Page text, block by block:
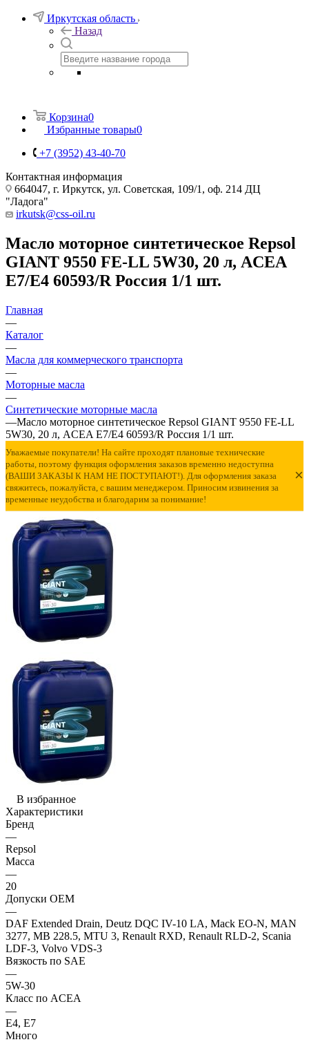
Иркутская область
Назад
Корзина0
Избранные товары0
+7 (3952) 43-40-70
Контактная информация
664047, г. Иркутск, ул. Советская, 109/1, оф. 214 ДЦ
"Ладога"
irkutsk@css-oil.ru
Масло моторное синтетическое Repsol
GIANT 9550 FE-LL 5W30, 20 л, ACEA
E7/E4 60593/R Россия 1/1 шт.
Главная
—
Каталог
—
Масла для коммерческого транспорта
—
Моторные масла
—
Синтетические моторные масла
—Масло моторное синтетическое Repsol GIANT 9550 FE-LL
5W30, 20 л, ACEA E7/E4 60593/R Россия 1/1 шт.
Уважаемые покупатели! На сайте проходят плановые технические
работы, поэтому функция оформления заказов временно недоступна
(ВАШИ ЗАКАЗЫ К НАМ НЕ ПОСТУПАЮТ!). Для оформления заказа
свяжитесь, пожалуйста, с вашим менеджером. Приносим извинения за
временные неудобства и благодарим за понимание!
×
В избранное
Характеристики
Бренд
—
Repsol
Масса
—
20
Допуски OEM
—
DAF Extended Drain, Deutz DQC IV-10 LA, Mack EO-N, MAN
3277, MB 228.5, MTU 3, Renault RXD, Renault RLD-2, Scania
LDF-3, Volvo VDS-3
Вязкость по SAE
—
5W-30
Класс по ACEA
—
E4, E7
Много